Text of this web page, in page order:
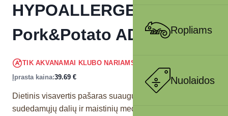
Ropliams
Nuolaidos
HYPOALLERGENIC
Pork&Potato ADULT 2 kg
TIK AKVANAMAI KLUBO NARIAMS
Įprasta kaina:39.69 €
Dietinis visavertis pašaras suaugusiems šunims
sudedamųjų dalių ir maistinių medžiagų netoleravimui